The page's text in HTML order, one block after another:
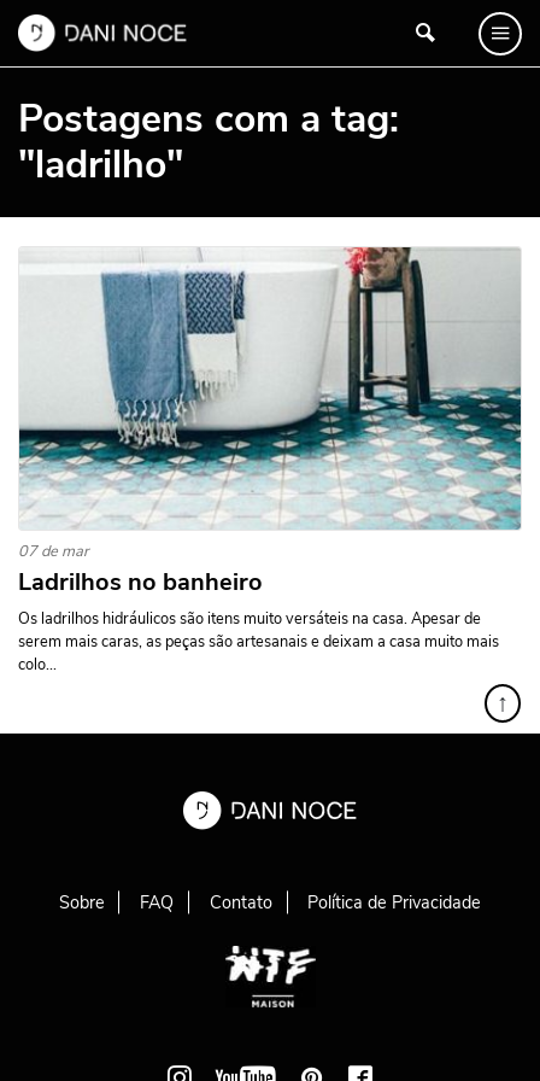
Postagens com a tag:
"ladrilho"
07 de mar
Ladrilhos no banheiro
Os ladrilhos hidráulicos são itens muito versáteis na casa. Apesar de
serem mais caras, as peças são artesanais e deixam a casa muito mais
colo...
↑
Sobre FAQ Contato Política de Privacidade